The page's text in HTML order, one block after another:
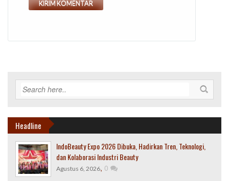
Headline
IndoBeauty Expo 2026 Dibuka, Hadirkan Tren, Teknologi,
dan Kolaborasi Industri Beauty
Agustus 6, 2026, 0